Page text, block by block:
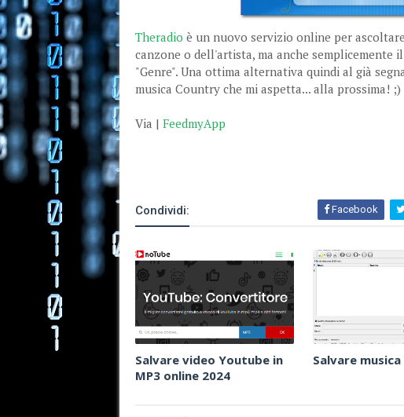
Theradio è un nuovo servizio online per
canzone o dell'artista, ma anche semplicemente
"Genre". Una ottima alternativa quindi al già
musica Country che mi aspetta... alla prossima! ;)
Via | FeedmyApp
Condividi: Facebook
Salvare video Youtube in
MP3 online 2024
Salvare musica